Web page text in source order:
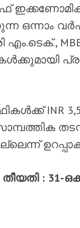
ഒന്നാം
INR
: 31-